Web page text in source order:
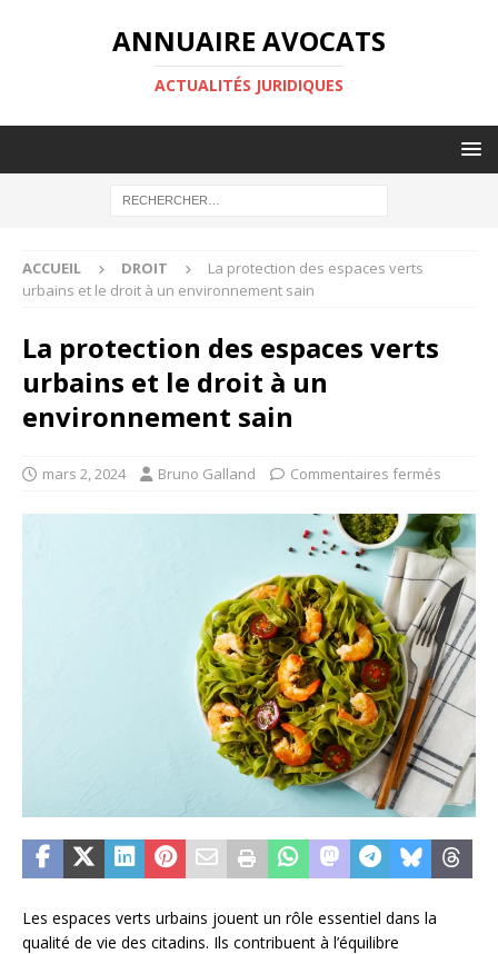
ANNUAIRE AVOCATS
ACTUALITÉS JURIDIQUES
ACCUEIL DROIT
La protection des espaces verts
urbains et le droit à un environnement sain
La protection des espaces verts
urbains et le droit à un
environnement sain
mars 2, 2024 Bruno Galland Commentaires fermés
Les espaces verts urbains jouent un rôle essentiel dans la
qualité de vie des citadins. Ils contribuent à l’équilibre